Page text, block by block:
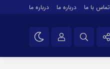
تماس با ما درباره ما درباره ما